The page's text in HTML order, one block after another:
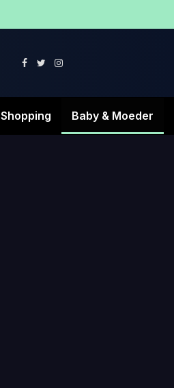
Facebook
TwitterInstagram
Shopping Baby & Moeder